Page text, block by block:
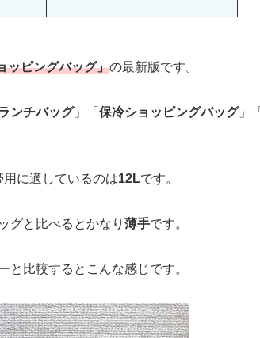
ッピングバッグ」の最新版です。
ンチバッグ」「 保冷ショッピングバッグ」「
用に適しているのは12Lです。
グと比べるとかなり 薄手です。
比較するとこんな感じです。